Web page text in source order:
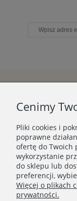
Kontakt
Cenimy
Pliki cookies i
poprawne
ofertę do Twoich
wykorzystanie
do sklepu lub
preferencji,
Więcej o plikach
prywatności.